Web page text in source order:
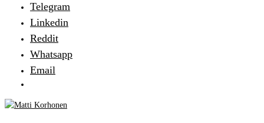
Telegram
Linkedin
Reddit
Whatsapp
Email